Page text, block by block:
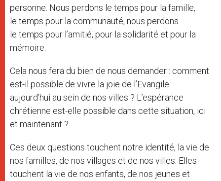
personne. Nous perdons le temps pour la famille,
le temps pour la communauté, nous perdons
le temps pour l’amitié, pour la solidarité et pour la
mémoire.
Cela nous fera du bien de nous demander : comment
est-il possible de vivre la joie de l’Evangile
aujourd’hui au sein de nos villes ? L’espérance
chrétienne est-elle possible dans cette situation, ici
et maintenant ?
Ces deux questions touchent notre identité, la vie de
nos familles, de nos villages et de nos villes. Elles
touchent la vie de nos enfants, de nos jeunes et